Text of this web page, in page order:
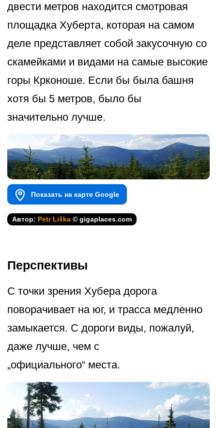
двести метров находится смотровая
площадка Хуберта, которая на самом
деле представляет собой закусочную со
скамейками и видами на самые высокие
горы Крконоше. Если бы была башня
хотя бы 5 метров, было бы
значительно лучше.
Показать на карте Google
Автор: Petr Liška © gigaplaces.com
Перспективы
С точки зрения Хубера дорога
поворачивает на юг, и трасса медленно
замыкается. С дороги виды, пожалуй,
даже лучше, чем с
„официального­“ места.